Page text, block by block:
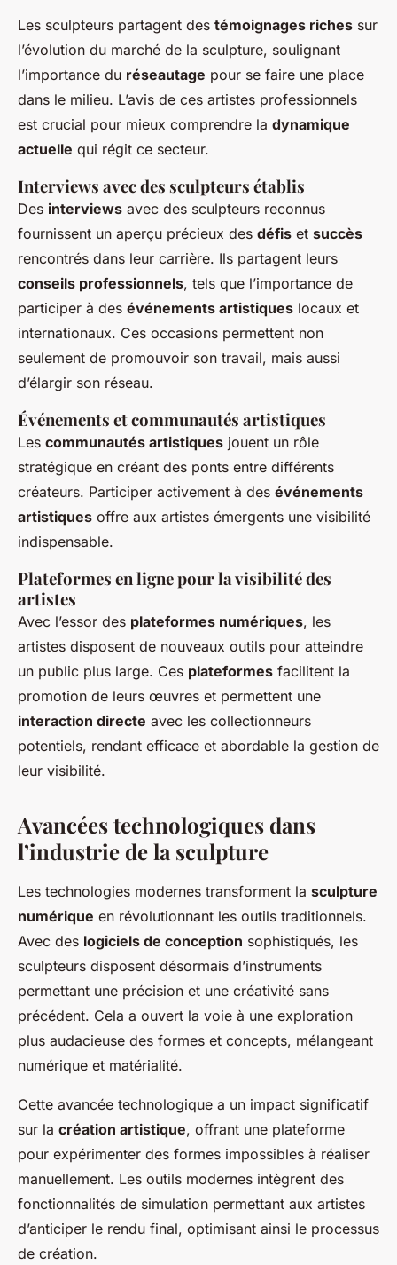
Les sculpteurs partagent des témoignages riches sur
l’évolution du marché de la sculpture, soulignant
l’importance du réseautage pour se faire une place
dans le milieu. L’avis de ces artistes professionnels
est crucial pour mieux comprendre la dynamique
actuelle qui régit ce secteur.
Interviews avec des sculpteurs établis
Des interviews avec des sculpteurs reconnus
fournissent un aperçu précieux des défis et succès
rencontrés dans leur carrière. Ils partagent leurs
conseils professionnels, tels que l’importance de
participer à des événements artistiques locaux et
internationaux. Ces occasions permettent non
seulement de promouvoir son travail, mais aussi
d’élargir son réseau.
Événements et communautés artistiques
Les communautés artistiques jouent un rôle
stratégique en créant des ponts entre différents
créateurs. Participer activement à des événements
artistiques offre aux artistes émergents une visibilité
indispensable.
Plateformes en ligne pour la visibilité des
artistes
Avec l’essor des plateformes numériques, les
artistes disposent de nouveaux outils pour atteindre
un public plus large. Ces plateformes facilitent la
promotion de leurs œuvres et permettent une
interaction directe avec les collectionneurs
potentiels, rendant efficace et abordable la gestion de
leur visibilité.
Avancées technologiques dans
l’industrie de la sculpture
Les technologies modernes transforment la sculpture
numérique en révolutionnant les outils traditionnels.
Avec des logiciels de conception sophistiqués, les
sculpteurs disposent désormais d’instruments
permettant une précision et une créativité sans
précédent. Cela a ouvert la voie à une exploration
plus audacieuse des formes et concepts, mélangeant
numérique et matérialité.
Cette avancée technologique a un impact significatif
sur la création artistique, offrant une plateforme
pour expérimenter des formes impossibles à réaliser
manuellement. Les outils modernes intègrent des
fonctionnalités de simulation permettant aux artistes
d’anticiper le rendu final, optimisant ainsi le processus
de création.